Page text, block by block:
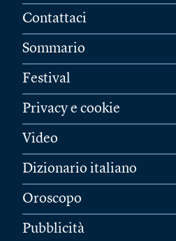
Contattaci
Sommario
Festival
Privacy e cookie
Video
Dizionario italiano
Oroscopo
Pubblicità